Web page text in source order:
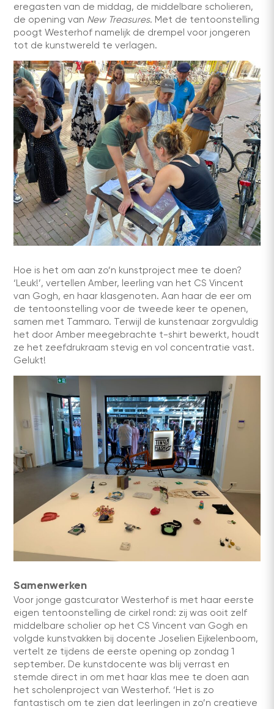
eregasten van de middag, de middelbare scholieren,
de opening van New Treasures. Met de tentoonstelling
poogt Westerhof namelijk de drempel voor jongeren
tot de kunstwereld te verlagen.
Hoe is het om aan zo’n kunstproject mee te doen?
‘Leuk!’, vertellen Amber, leerling van het CS Vincent
van Gogh, en haar klasgenoten. Aan haar de eer om
de tentoonstelling voor de tweede keer te openen,
samen met Tammaro. Terwijl de kunstenaar zorgvuldig
het door Amber meegebrachte t-shirt bewerkt, houdt
ze het zeefdrukraam stevig en vol concentratie vast.
Gelukt!
Samenwerken
Voor jonge gastcurator Westerhof is met haar eerste
eigen tentoonstelling de cirkel rond: zij was ooit zelf
middelbare scholier op het CS Vincent van Gogh en
volgde kunstvakken bij docente Joselien Eijkelenboom,
vertelt ze tijdens de eerste opening op zondag 1
september. De kunstdocente was blij verrast en
stemde direct in om met haar klas mee te doen aan
het scholenproject van Westerhof. ‘Het is zo
fantastisch om te zien dat leerlingen in zo’n creatieve